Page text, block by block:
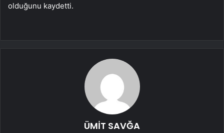
olduğunu kaydetti.
ÜMİT SAVĞA